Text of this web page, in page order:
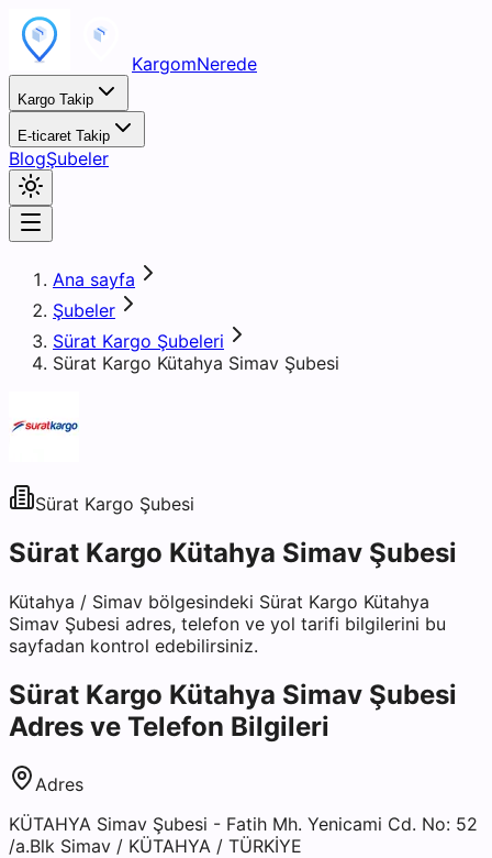
KargomNerede
Kargo Takip
E-ticaret Takip
BlogŞubeler
Ana sayfa
Şubeler
Sürat Kargo Şubeleri
Sürat Kargo Kütahya Simav Şubesi
Sürat Kargo Şubesi
Sürat Kargo Kütahya Simav Şubesi
Kütahya / Simav bölgesindeki Sürat Kargo Kütahya
Simav Şubesi adres, telefon ve yol tarifi bilgilerini bu
sayfadan kontrol edebilirsiniz.
Sürat Kargo Kütahya Simav Şubesi
Adres ve Telefon Bilgileri
Adres
KÜTAHYA Simav Şubesi - Fatih Mh. Yenicami Cd. No: 52
/a.Blk Simav / KÜTAHYA / TÜRKİYE